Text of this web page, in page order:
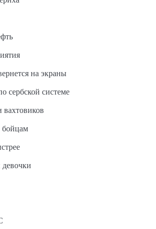
на экраны
сербской системе
бойцам
девочки